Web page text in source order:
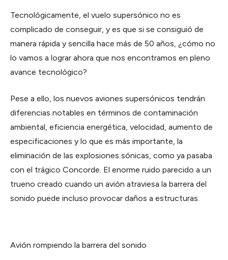
Tecnológicamente, el vuelo supersónico no es
complicado de conseguir, y es que si se consiguió de
manera rápida y sencilla hace más de 50 años, ¿cómo no
lo vamos a lograr ahora que nos encontramos en pleno
avance tecnológico?
Pese a ello, los nuevos aviones supersónicos tendrán
diferencias notables en términos de contaminación
ambiental, eficiencia energética, velocidad, aumento de
especificaciones y lo que es más importante, la
eliminación de las explosiones sónicas, como ya pasaba
con el trágico Concorde. El enorme ruido parecido a un
trueno creado cuando un avión atraviesa la barrera del
sonido puede incluso provocar daños a estructuras.
Avión rompiendo la barrera del sonido